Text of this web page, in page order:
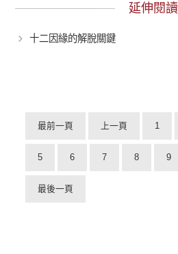
延伸閱讀
十二因緣的解脫關鍵
最前一頁 上一頁 1
5 6 7 8 9
最後一頁